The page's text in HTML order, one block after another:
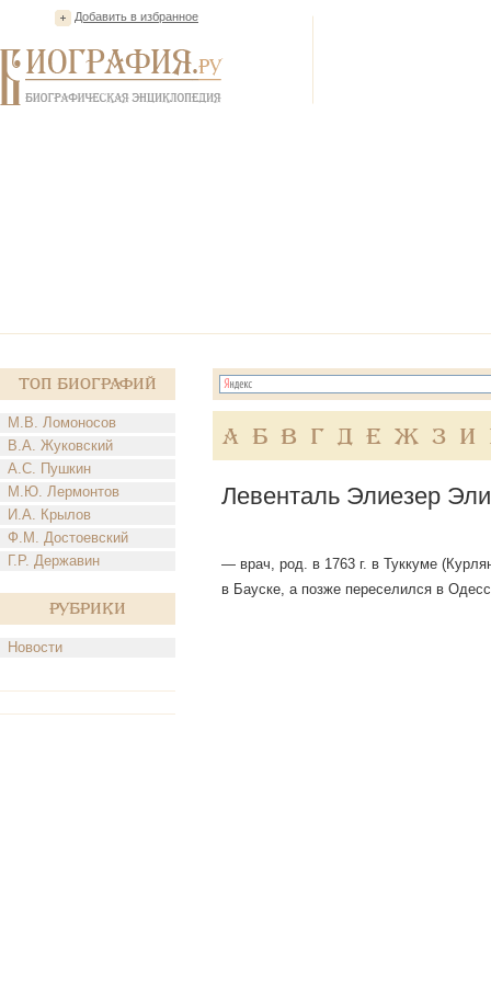
Добавить в избранное
Топ Биографий
М.В. Ломоносов
В.А. Жуковский
А.С. Пушкин
М.Ю. Лермонтов
И.А. Крылов
Ф.М. Достоевский
Г.Р. Державин
Рубрики
Новости
А Б В Г Д Е Ж З И
Левенталь Элиезер
— врач, род. в 1763 г. в Туккуме
в Бауске, а позже переселился в